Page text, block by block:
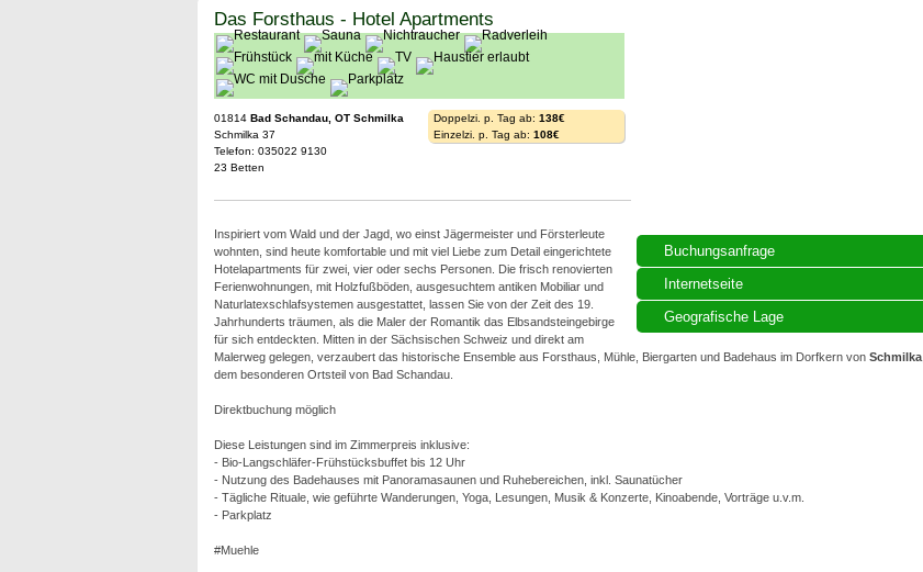
Buchungsanfrage
Internetseite
Geografische Lage
Das Forsthaus - Hotel Apartments
01814 Bad Schandau, OT Schmilka
Schmilka 37
Telefon: 035022 9130
23 Betten
Doppelzi. p. Tag ab: 138€
Einzelzi. p. Tag ab: 108€
Inspiriert vom Wald und der Jagd, wo einst Jägermeister und Försterleute
wohnten, sind heute komfortable und mit viel Liebe zum Detail eingerichtete
Hotelapartments für zwei, vier oder sechs Personen. Die frisch renovierten
Ferienwohnungen, mit Holzfußböden, ausgesuchtem antiken Mobiliar und
Naturlatexschlafsystemen ausgestattet, lassen Sie von der Zeit des 19.
Jahrhunderts träumen, als die Maler der Romantik das Elbsandsteingebirge
für sich entdeckten. Mitten in der Sächsischen Schweiz und direkt am
Malerweg gelegen, verzaubert das historische Ensemble aus Forsthaus, Mühle, Biergarten und Badehaus im Dorfkern von Schmilka,
dem besonderen Ortsteil von Bad Schandau.
Direktbuchung möglich
Diese Leistungen sind im Zimmerpreis inklusive:
- Bio-Langschläfer-Frühstücksbuffet bis 12 Uhr
- Nutzung des Badehauses mit Panoramasaunen und Ruhebereichen, inkl. Saunatücher
- Tägliche Rituale, wie geführte Wanderungen, Yoga, Lesungen, Musik & Konzerte, Kinoabende, Vorträge u.v.m.
- Parkplatz
#Muehle